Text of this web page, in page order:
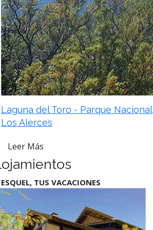
Laguna del Toro - Parque Nacional
Los Alerces
Leer Más
TUS VACACIONES